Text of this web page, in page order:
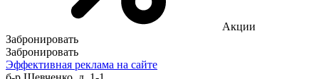
Акции
Забронировать
Забронировать
Эффективная реклама на сайте